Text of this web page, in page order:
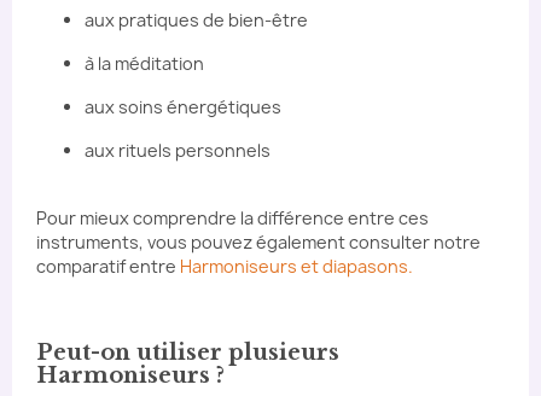
aux pratiques de bien-être
à la méditation
aux soins énergétiques
aux rituels personnels
Pour mieux comprendre la différence entre ces
instruments, vous pouvez également consulter notre
comparatif entre Harmoniseurs et diapasons.
Peut-on utiliser plusieurs
Harmoniseurs ?